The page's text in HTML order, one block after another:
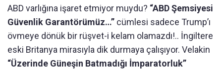
ABD varlığına işaret etmiyor muydu? “ABD Şemsiyesi
Güvenlik Garantörümüz…” cümlesi sadece Trump’ı
övmeye dönük bir rüşvet-i kelam olamazdı!.. İngiltere
eski Britanya mirasıyla dik durmaya çalışıyor. Velakin
“Üzerinde Güneşin Batmadığı İmparatorluk”